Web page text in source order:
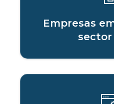
Empresas